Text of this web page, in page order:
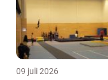
09 juli 2026